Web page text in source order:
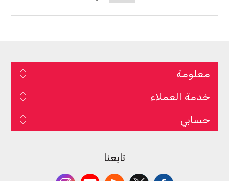
معلومة
خدمة العملاء
حسابي
تابعنا